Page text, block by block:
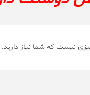
نیست که شما نیاز دارید.